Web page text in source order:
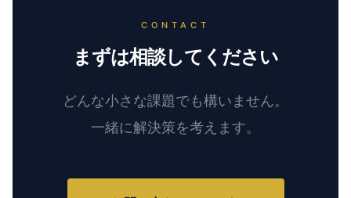
CONTACT
まずは相談してください
どんな小さな課題でも構いません。
一緒に解決策を考えます。